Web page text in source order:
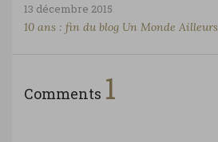
13 décembre 2015
10 ans : fin du blog Un Monde Ailleurs
Comments 1